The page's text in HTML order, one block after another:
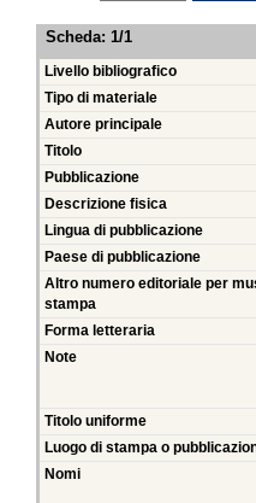
Scheda: 1/1
Livello bibliografico
Tipo di materiale
Autore principale
Titolo
Pubblicazione
Descrizione fisica
Lingua di pubblicazione
Paese di pubblicazione
Altro numero editoriale per
stampa
Forma letteraria
Note
Titolo uniforme
Luogo di stampa o
Nomi